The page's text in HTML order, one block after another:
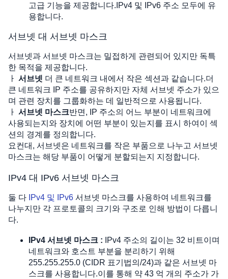
고급 기능을 제공합니다.IPv4 및 IPv6 주소 모두에 유
용합니다.
서브넷 대 서브넷 마스크
서브넷과 서브넷 마스크는 밀접하게 관련되어 있지만 독특
한 목적을 제공합니다.
ㅏ 서브넷 더 큰 네트워크 내에서 작은 섹션과 같습니다.더
큰 네트워크 IP 주소를 공유하지만 자체 서브넷 주소가 있으
며 관련 장치를 그룹화하는 데 일반적으로 사용됩니다.
ㅏ 서브넷 마스크반면, IP 주소의 어느 부분이 네트워크에
사용되는지와 장치에 어떤 부분이 있는지를 표시 하여이 섹
션의 경계를 정의합니다.
요컨대, 서브넷은 네트워크를 작은 부품으로 나누고 서브넷
마스크는 해당 부품이 어떻게 분할되는지 지정합니다.
IPv4 대 IPv6 서브넷 마스크
둘 다 IPv4 및 IPv6 서브넷 마스크를 사용하여 네트워크를
나누지만 각 프로토콜의 크기와 구조로 인해 방법이 다릅니
다.
IPv4 서브넷 마스크 : IPv4 주소의 길이는 32 비트이며
네트워크와 호스트 부분을 분리하기 위해
255.255.255.0 (CIDR 표기법의/24)과 같은 서브넷 마
스크를 사용합니다.이를 통해 약 43 억 개의 주소가 가